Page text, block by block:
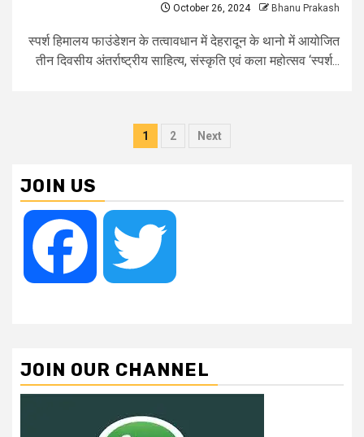
October 26, 2024 Bhanu Prakash
स्पर्श हिमालय फाउंडेशन के तत्वावधान में देहरादून के थानो में आयोजित
तीन दिवसीय अंतर्राष्ट्रीय साहित्य, संस्कृति एवं कला महोत्सव ‘स्पर्श...
Posts
1 2 Next
JOIN US
Facebook
JOIN OUR CHANNEL